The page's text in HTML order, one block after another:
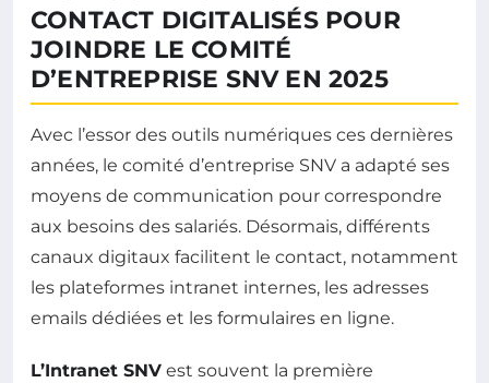
CONTACT DIGITALISÉS POUR
JOINDRE LE COMITÉ
D’ENTREPRISE SNV EN 2025
Avec l’essor des outils numériques ces dernières
années, le comité d’entreprise SNV a adapté ses
moyens de communication pour correspondre
aux besoins des salariés. Désormais, différents
canaux digitaux facilitent le contact, notamment
les plateformes intranet internes, les adresses
emails dédiées et les formulaires en ligne.
L’Intranet SNV est souvent la première